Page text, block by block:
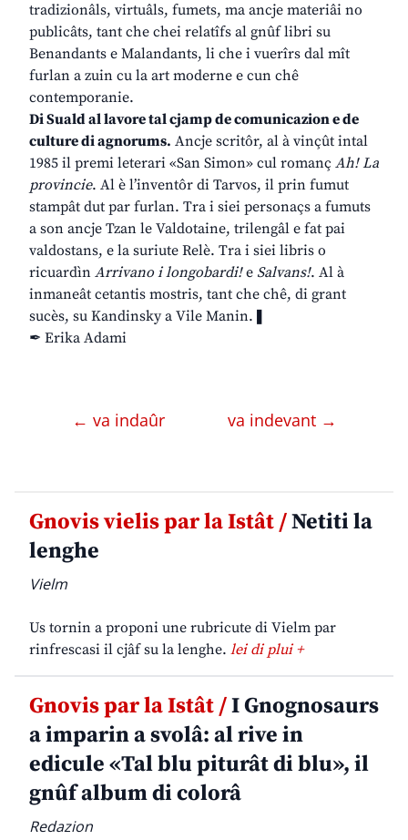
tradizionâls, virtuâls, fumets, ma ancje materiâi no
publicâts, tant che chei relatîfs al gnûf libri su
Benandants e Malandants, li che i vuerîrs dal mît
furlan a zuin cu la art moderne e cun chê
contemporanie.
Di Suald al lavore tal cjamp de comunicazion e de
culture di agnorums. Ancje scritôr, al à vinçût intal
1985 il premi leterari «San Simon» cul romanç Ah! La
provincie. Al è l’inventôr di Tarvos, il prin fumut
stampât dut par furlan. Tra i siei personaçs a fumuts
a son ancje Tzan le Valdotaine, trilengâl e fat pai
valdostans, e la suriute Relè. Tra i siei libris o
ricuardìn Arrivano i longobardi!e Salvans!. Al à
inmaneât cetantis mostris, tant che chê, di grant
sucès, su Kandinsky a Vile Manin.❚
✒ Erika Adami
← va indaûr va indevant →
Gnovis vielis par la Istât /Netiti la
lenghe
Vielm
Us tornin a proponi une rubricute di Vielm par
rinfrescasi il cjâf su la lenghe. lei di plui +
Gnovis par la Istât /I Gnognosaurs
a imparin a svolâ: al rive in
edicule «Tal blu piturât di blu», il
gnûf album di colorâ
Redazion